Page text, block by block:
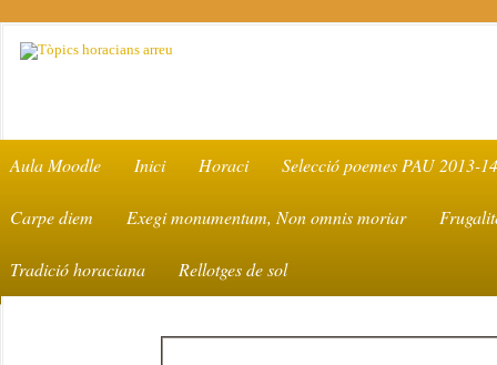
Aula Moodle Inici Horaci Selecció poemes PAU 2013-14
Carpe diem Exegi monumentum, Non omnis moriar
Tradició horaciana Rellotges de sol